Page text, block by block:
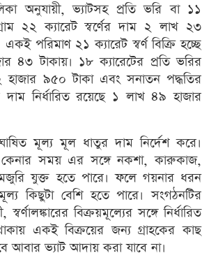
অনুযায়ী, ভ্যাটসহ প্রতি ভরি বা ১১
২২ ক্যারেট স্বর্ণের দাম ২ লাখ ২৩
পরিমাণ ২১ ক্যারেট স্বর্ণ বিক্রি হচ্ছে
৪৩ টাকায়। ১৮ ক্যারেটের প্রতি ভরির
৯৫০ টাকা এবং সনাতন পদ্ধতির
দাম নির্ধারিত রয়েছে ১ লাখ ৪৯ হাজার
মূল্য মূল ধাতুর দাম নির্দেশ করে।
সময় এর সঙ্গে নকশা, কারুকাজ,
মজুরি যুক্ত হতে পারে। ফলে গয়নার ধরন
কিছুটা বেশি হতে পারে। সংগঠনটির
স্বর্ণালঙ্কারের বিক্রয়মূল্যের সঙ্গে নির্ধারিত
একই বিক্রয়ের জন্য গ্রাহকের কাছ
আবার ভ্যাট আদায় করা যাবে না।